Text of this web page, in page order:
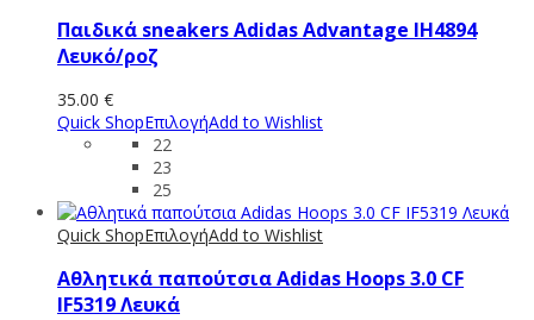
Παιδικά sneakers Adidas Advantage ΙH4894
Λευκό/ροζ
35.00 €
Quick ShopΕπιλογήAdd to Wishlist
22
23
25
Quick ShopΕπιλογήAdd to Wishlist
Αθλητικά παπούτσια Adidas Hoops 3.0 CF
IF5319 Λευκά